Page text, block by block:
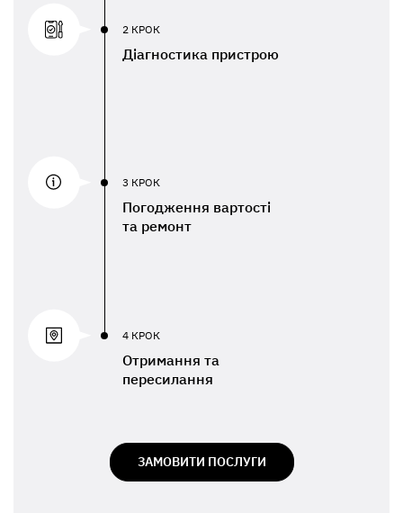
2 КРОК
Діагностика пристрою
3 КРОК
Погодження вартості
та ремонт
4 КРОК
Отримання та
пересилання
ЗАМОВИТИ ПОСЛУГИ